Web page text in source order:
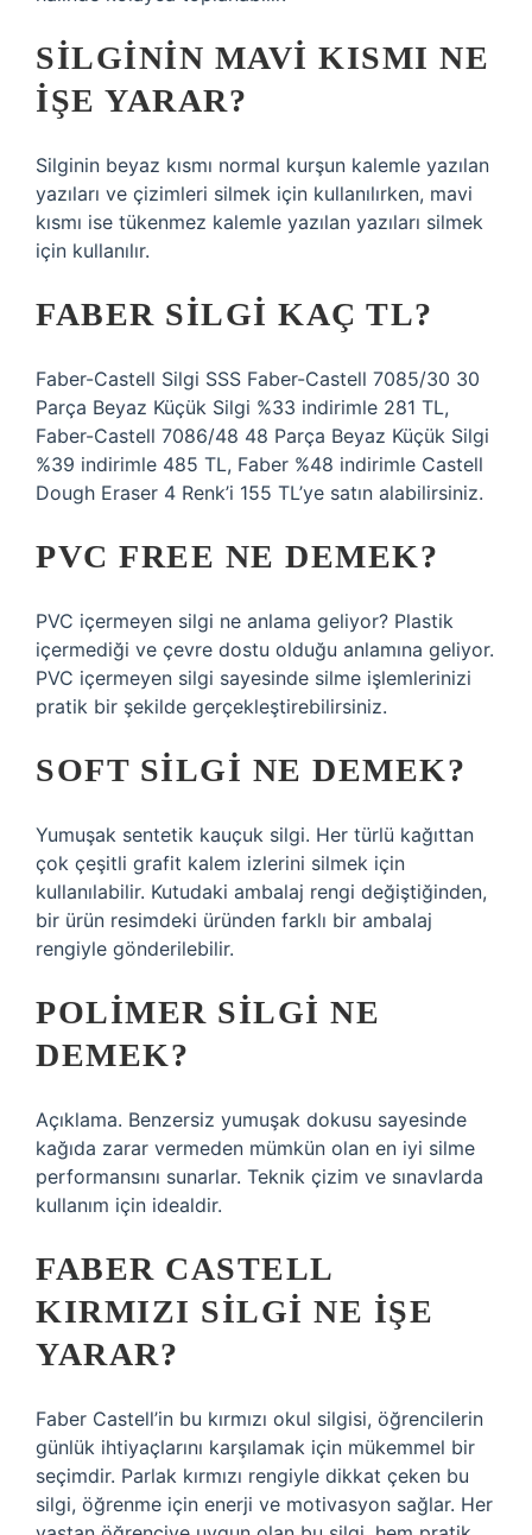
SILGININ MAVI KISMI NE
IŞE YARAR?
Silginin beyaz kısmı normal kurşun kalemle yazılan
yazıları ve çizimleri silmek için kullanılırken, mavi
kısmı ise tükenmez kalemle yazılan yazıları silmek
için kullanılır.
FABER SILGI KAÇ TL?
Faber-Castell Silgi SSS Faber-Castell 7085/30 30
Parça Beyaz Küçük Silgi %33 indirimle 281 TL,
Faber-Castell 7086/48 48 Parça Beyaz Küçük Silgi
%39 indirimle 485 TL, Faber %48 indirimle Castell
Dough Eraser 4 Renk’i 155 TL’ye satın alabilirsiniz.
PVC FREE NE DEMEK?
PVC içermeyen silgi ne anlama geliyor? Plastik
içermediği ve çevre dostu olduğu anlamına geliyor.
PVC içermeyen silgi sayesinde silme işlemlerinizi
pratik bir şekilde gerçekleştirebilirsiniz.
SOFT SILGI NE DEMEK?
Yumuşak sentetik kauçuk silgi. Her türlü kağıttan
çok çeşitli grafit kalem izlerini silmek için
kullanılabilir. Kutudaki ambalaj rengi değiştiğinden,
bir ürün resimdeki üründen farklı bir ambalaj
rengiyle gönderilebilir.
POLIMER SILGI NE
DEMEK?
Açıklama. Benzersiz yumuşak dokusu sayesinde
kağıda zarar vermeden mümkün olan en iyi silme
performansını sunarlar. Teknik çizim ve sınavlarda
kullanım için idealdir.
FABER CASTELL
KIRMIZI SILGI NE IŞE
YARAR?
Faber Castell’in bu kırmızı okul silgisi, öğrencilerin
günlük ihtiyaçlarını karşılamak için mükemmel bir
seçimdir. Parlak kırmızı rengiyle dikkat çeken bu
silgi, öğrenme için enerji ve motivasyon sağlar. Her